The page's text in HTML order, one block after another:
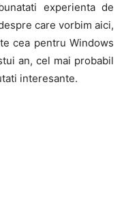
experienta de
care vorbim aici,
cea pentru Windows
an, cel mai probabil
interesante.